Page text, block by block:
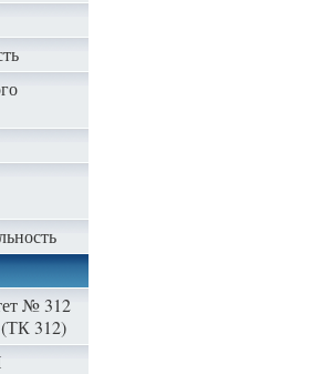
№ 312
(ТК 312)